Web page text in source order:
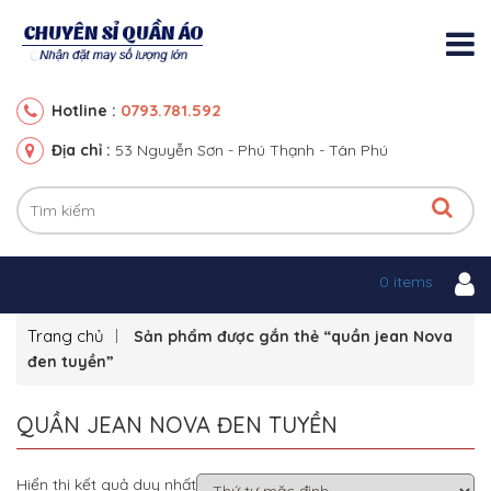
Hotline : 0793.781.592
Địa chỉ : 53 Nguyễn Sơn - Phú Thạnh - Tân Phú
0 items
Trang chủ
Sản phẩm được gắn thẻ “quần jean Nova
đen tuyền”
QUẦN JEAN NOVA ĐEN TUYỀN
Hiển thị kết quả duy nhất